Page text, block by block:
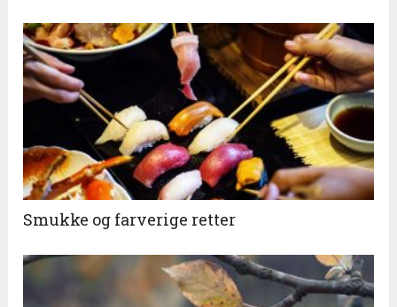
Smukke og farverige retter